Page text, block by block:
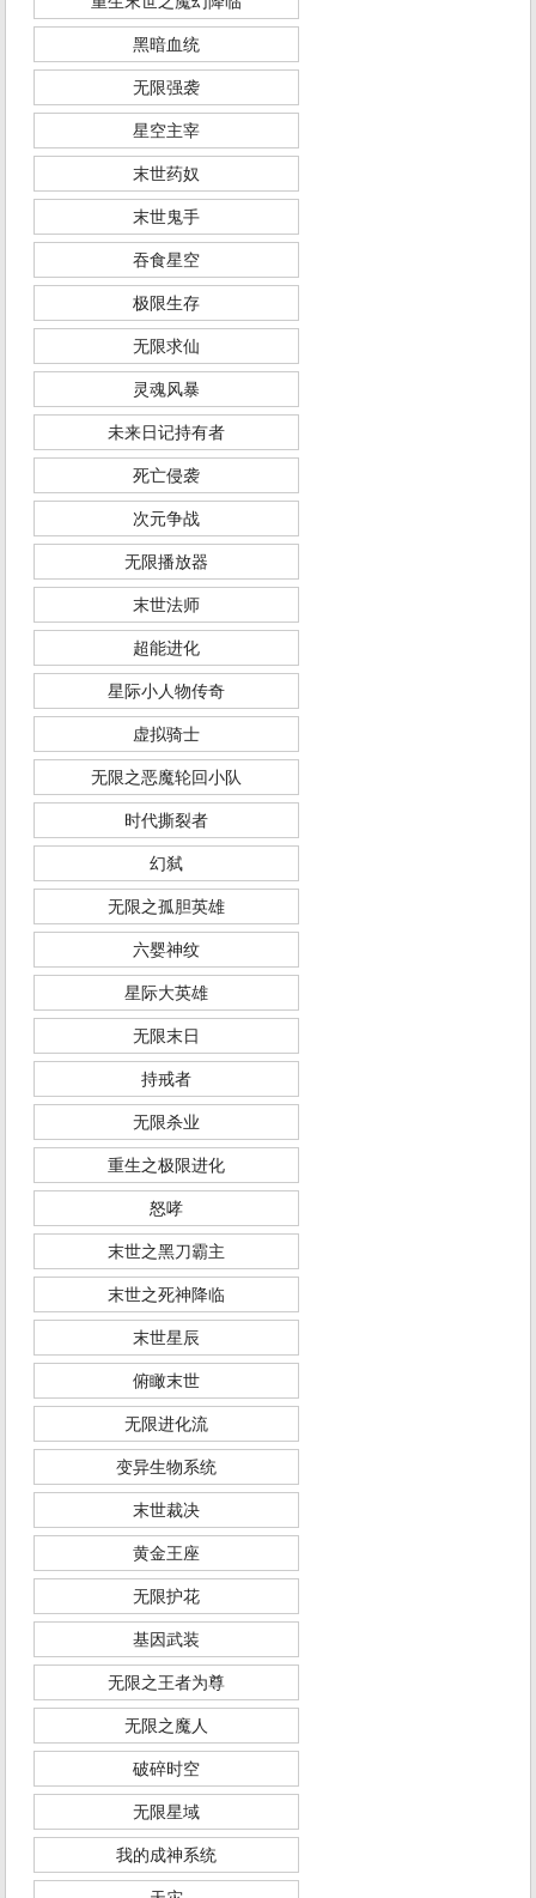
黑暗血统
无限强袭
星空主宰
末世药奴
末世鬼手
吞食星空
极限生存
无限求仙
灵魂风暴
未来日记持有者
死亡侵袭
次元争战
无限播放器
末世法师
超能进化
星际小人物传奇
虚拟骑士
无限之恶魔轮回小队
时代撕裂者
幻弑
无限之孤胆英雄
六婴神纹
星际大英雄
无限末日
持戒者
无限杀业
重生之极限进化
怒哮
末世之黑刀霸主
末世之死神降临
末世星辰
俯瞰末世
无限进化流
变异生物系统
末世裁决
黄金王座
无限护花
基因武装
无限之王者为尊
无限之魔人
破碎时空
无限星域
我的成神系统